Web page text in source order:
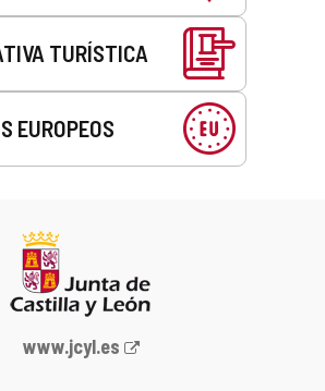
TURÍSTICA
EUROPEOS
Portal
www.jcyl.es